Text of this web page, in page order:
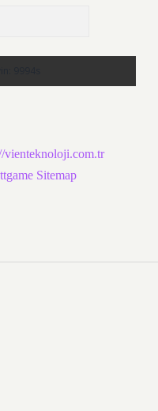
vienteknoloji.com.tr
Sitemap